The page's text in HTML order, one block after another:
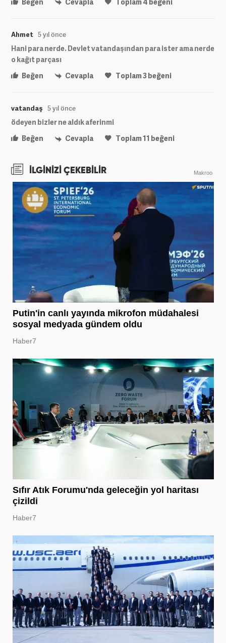
Ahmet 5 yıl önce
Hani para nerde. Devlet vatandaşından para ister ama nerde
o kağıt parçası
Beğen
Cevapla Toplam3beğeni
vatandaş 5 yıl önce
ödeyen bizler ne aldık aferinmi
Beğen
Cevapla Toplam11 beğeni
İLGİNİZİ ÇEKEBİLİR Makroo
Putin'in canlı yayında mikrofon müdahalesi
sosyal medyada gündem oldu
Haber7
Sıfır Atık Forumu'nda geleceğin yol haritası
çizildi
Haber7